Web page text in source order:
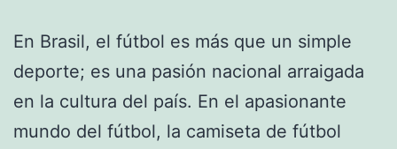
En Brasil, el fútbol es más que un simple
deporte; es una pasión nacional arraigada
en la cultura del país. En el apasionante
mundo del fútbol, ​​la camiseta de fútbol